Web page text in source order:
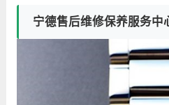
宁德售后维修保养服务中